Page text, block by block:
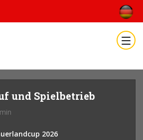
und Spielbetrieb
2026